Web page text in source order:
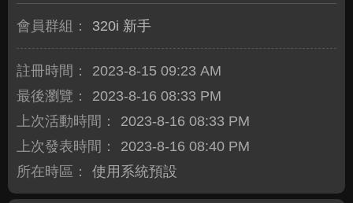
會員群組： 320i 新手
註冊時間：
2023-8-15 09:23 AM
最後瀏覽：
2023-8-16 08:33 PM
上次活動時間：
2023-8-16 08:33 PM
上次發表時間：
2023-8-16 08:40 PM
所在時區：
使用系統預設